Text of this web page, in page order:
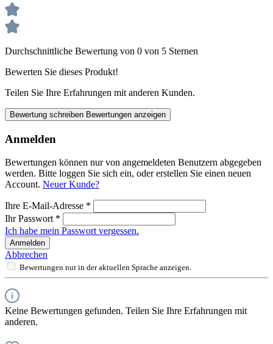
Durchschnittliche Bewertung von 0 von 5 Sternen
Bewerten Sie dieses Produkt!
Teilen Sie Ihre Erfahrungen mit anderen Kunden.
Bewertung schreiben Bewertungen anzeigen
Anmelden
Bewertungen können nur von angemeldeten Benutzern abgegeben
werden. Bitte loggen Sie sich ein, oder erstellen Sie einen neuen
Account. Neuer Kunde?
Ihre E-Mail-Adresse *
Ihr Passwort *
Ich habe mein Passwort vergessen.
Anmelden
Abbrechen
Bewertungen nur in der aktuellen Sprache anzeigen.
Keine Bewertungen gefunden. Teilen Sie Ihre Erfahrungen mit
anderen.